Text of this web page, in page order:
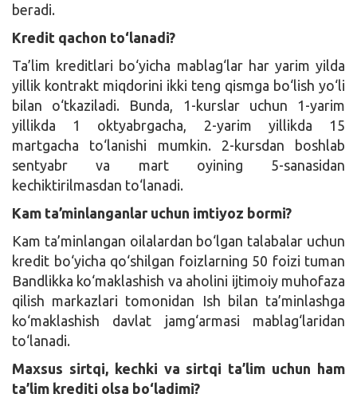
beradi.
Kredit qachon to‘lanadi?
Ta’lim kreditlari bo‘yicha mablag‘lar har yarim yilda
yillik kontrakt miqdorini ikki teng qismga bo‘lish yo‘li
bilan o‘tkaziladi. Bunda, 1-kurslar uchun 1-yarim
yillikda 1 oktyabrgacha, 2-yarim yillikda 15
martgacha to‘lanishi mumkin. 2-kursdan boshlab
sentyabr va mart oyining 5-sanasidan
kechiktirilmasdan to‘lanadi.
Kam ta’minlanganlar uchun imtiyoz bormi?
Kam ta’minlangan oilalardan bo‘lgan talabalar uchun
kredit bo‘yicha qo‘shilgan foizlarning 50 foizi tuman
Bandlikka ko‘maklashish va aholini ijtimoiy muhofaza
qilish markazlari tomonidan Ish bilan ta’minlashga
ko‘maklashish davlat jamg‘armasi mablag‘laridan
to‘lanadi.
Maxsus sirtqi, kechki va sirtqi ta’lim uchun ham
ta’lim krediti olsa bo‘ladimi?